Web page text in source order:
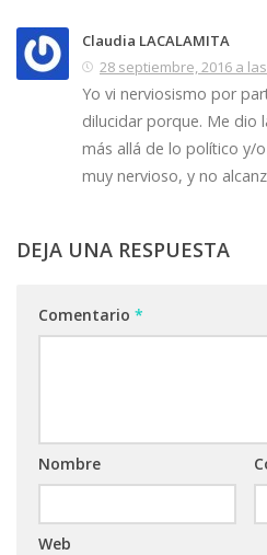
Claudia LACALAMITA
28 septiembre, 2016 a
Yo vi nerviosismo por
dilucidar porque. Me dio
más allá de lo político y/
muy nervioso, y no
DEJA UNA RESPUESTA
Comentario *
Nombre
Web